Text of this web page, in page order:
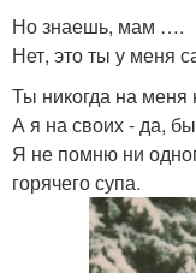
Но знаешь, мам ….
Нет, это ты у меня
Ты никогда на меня
А я на своих - да,
Я не помню ни
горячего супа.